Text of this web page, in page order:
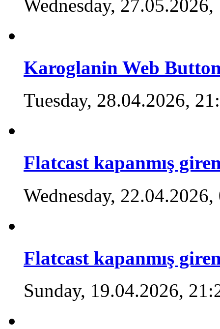
Wednesday,
Karoglanin Web
Tuesday, 28.04.2026,
Flatcast kapanmış
Wednesday,
Flatcast kapanmış
Sunday, 19.04.2026,